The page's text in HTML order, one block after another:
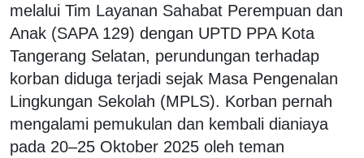
melalui Tim Layanan Sahabat Perempuan dan
Anak (SAPA 129) dengan UPTD PPA Kota
Tangerang Selatan, perundungan terhadap
korban diduga terjadi sejak Masa Pengenalan
Lingkungan Sekolah (MPLS). Korban pernah
mengalami pemukulan dan kembali dianiaya
pada 20–25 Oktober 2025 oleh teman